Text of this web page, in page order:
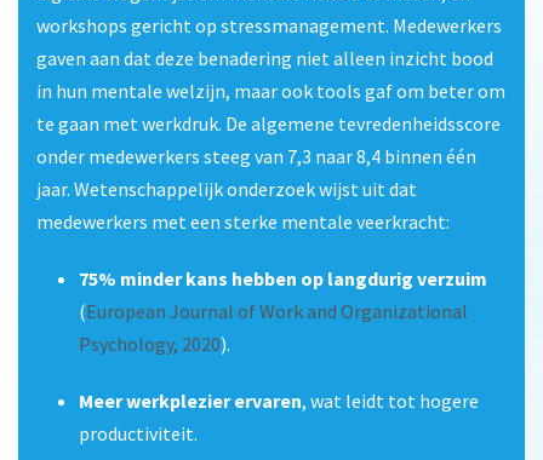
workshops gericht op stressmanagement. Medewerkers
gaven aan dat deze benadering niet alleen inzicht bood
in hun mentale welzijn, maar ook tools gaf om beter om
te gaan met werkdruk. De algemene tevredenheidsscore
onder medewerkers steeg van 7,3 naar 8,4 binnen één
jaar. Wetenschappelijk onderzoek wijst uit dat
medewerkers met een sterke mentale veerkracht:
75% minder kans hebben op langdurig verzuim
(European Journal of Work and Organizational
Psychology, 2020).
Meer werkplezier ervaren, wat leidt tot hogere
productiviteit.